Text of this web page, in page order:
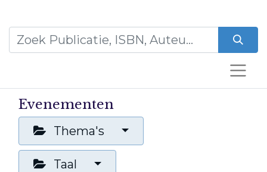
Evenementen
Thema's
Taal